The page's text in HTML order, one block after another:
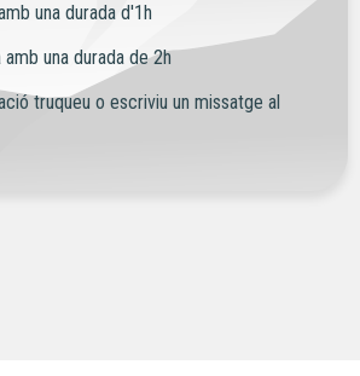
una durada d'1h
una durada de 2h
truqueu o escriviu un missatge al